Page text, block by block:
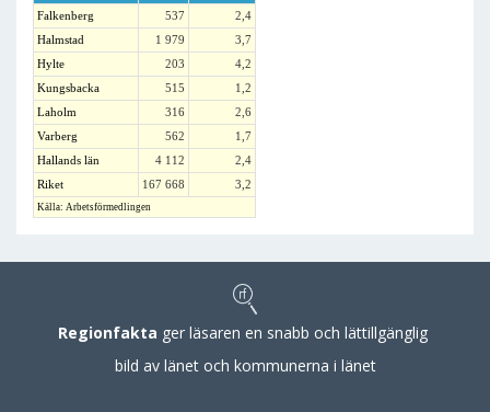
Falkenberg
537
2,4
Halmstad
1 979
3,7
Hylte
203
4,2
Kungsbacka
515
1,2
Laholm
316
2,6
Varberg
562
1,7
Hallands län
4 112
2,4
Riket
167 668 3,2
Källa: Arbetsförmedlingen
Regionfakta ger läsaren en snabb och lättillgänglig
bild av länet och kommunerna i länet